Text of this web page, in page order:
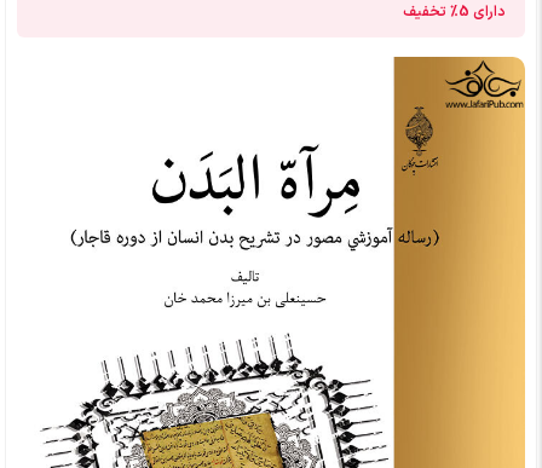
دارای 5% تخفیف